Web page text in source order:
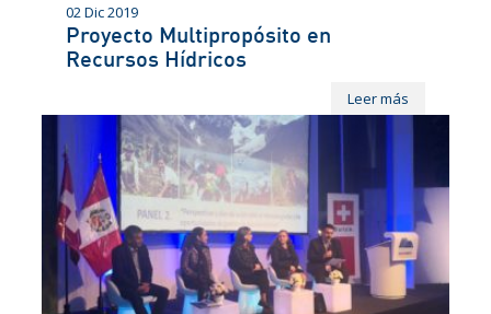
02 Dic 2019
Proyecto Multipropósito en
Recursos Hídricos
Leer más